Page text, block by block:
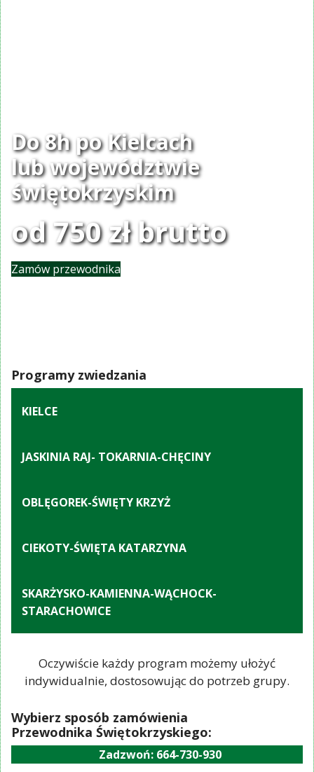
Do 8h po Kielcach
lub województwie
świętokrzyskim
od 750 zł brutto
Zamów przewodnika
Programy zwiedzania
KIELCE
JASKINIA RAJ- TOKARNIA-CHĘCINY
OBLĘGOREK-ŚWIĘTY KRZYŻ
CIEKOTY-ŚWIĘTA KATARZYNA
SKARŻYSKO-KAMIENNA-WĄCHOCK-
STARACHOWICE
Oczywiście każdy program możemy ułożyć
indywidualnie, dostosowując do potrzeb grupy.
Wybierz sposób zamówienia
Przewodnika Świętokrzyskiego:
Zadzwoń: 664-730-930